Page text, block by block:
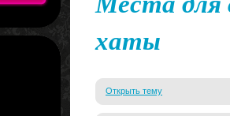
хаты
Открыть тему